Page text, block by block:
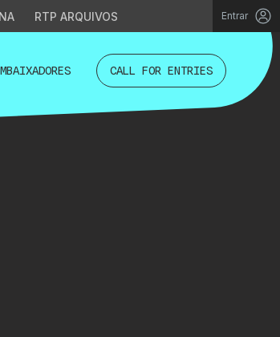
RTP ARQUIVOS Entrar
CALL FOR ENTRIES